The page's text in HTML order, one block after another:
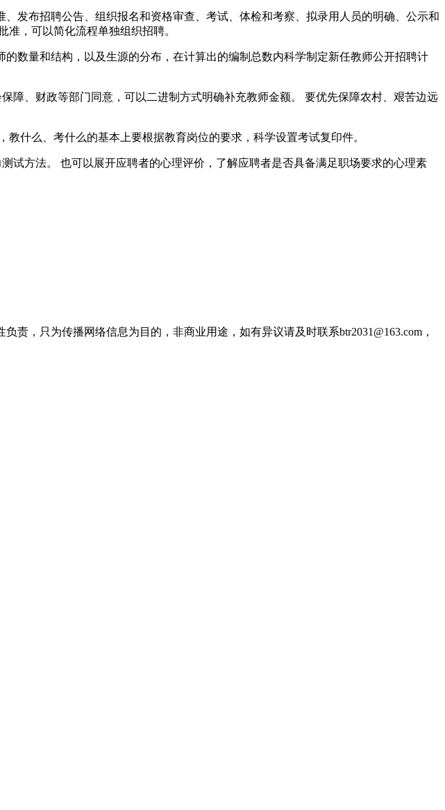
发布招聘公告、组织报名和资格审查、考试、体检和考察、拟录用人员的明确、公示和
，可以简化流程单独组织招聘。
数量和结构，以及生源的分布，在计算出的编制总数内科学制定新任教师公开招聘计
障、财政等部门同意，可以二进制方式明确补充教师金额。 要优先保障农村、艰苦边远
什么、考什么的基本上要根据教育岗位的要求，科学设置考试复印件。
试方法。 也可以展开应聘者的心理评价，了解应聘者是否具备满足职场要求的心理素
，只为传播网络信息为目的，非商业用途，如有异议请及时联系btr2031@163.com，